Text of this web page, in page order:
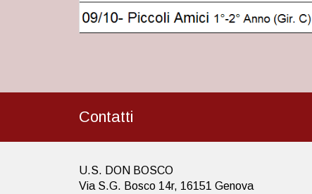
Contatti
U.S. DON BOSCO
Via S.G. Bosco 14r, 16151 Genova